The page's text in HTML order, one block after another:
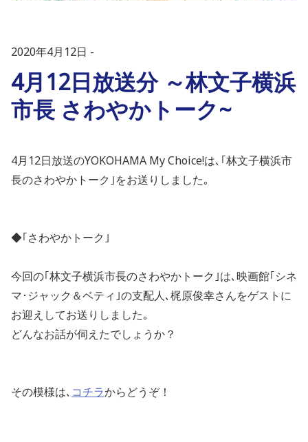
2020年4月12日
4月12日放送分 ～林文子横浜
市長 さわやかトーク~
4月12日放送のYOKOHAMA My Choice!は､｢林文子横浜市
長のさわやかトーク｣をお送りしました｡
◆｢さわやかトーク｣
今回の｢林文子横浜市長のさわやかトーク｣は､映画館｢シネ
マ･ジャック＆ベティ｣の支配人､梶原俊幸さんをゲストに
お迎えしてお送りしました｡
どんなお話が伺えたでしょうか？
その模様は､ コチラからどうぞ！